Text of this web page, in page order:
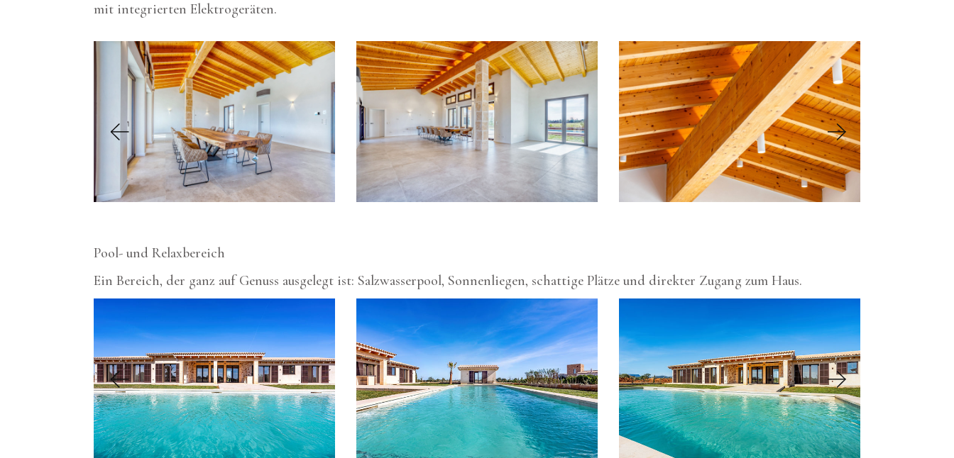
mit integrierten Elektrogeräten.
Pool- und Relaxbereich
Ein Bereich, der ganz auf Genuss ausgelegt ist: Salzwasserpool, Sonnenliegen, schattige Plätze und direkter Zugang zum Haus.